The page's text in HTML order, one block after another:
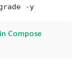
-y
Compose